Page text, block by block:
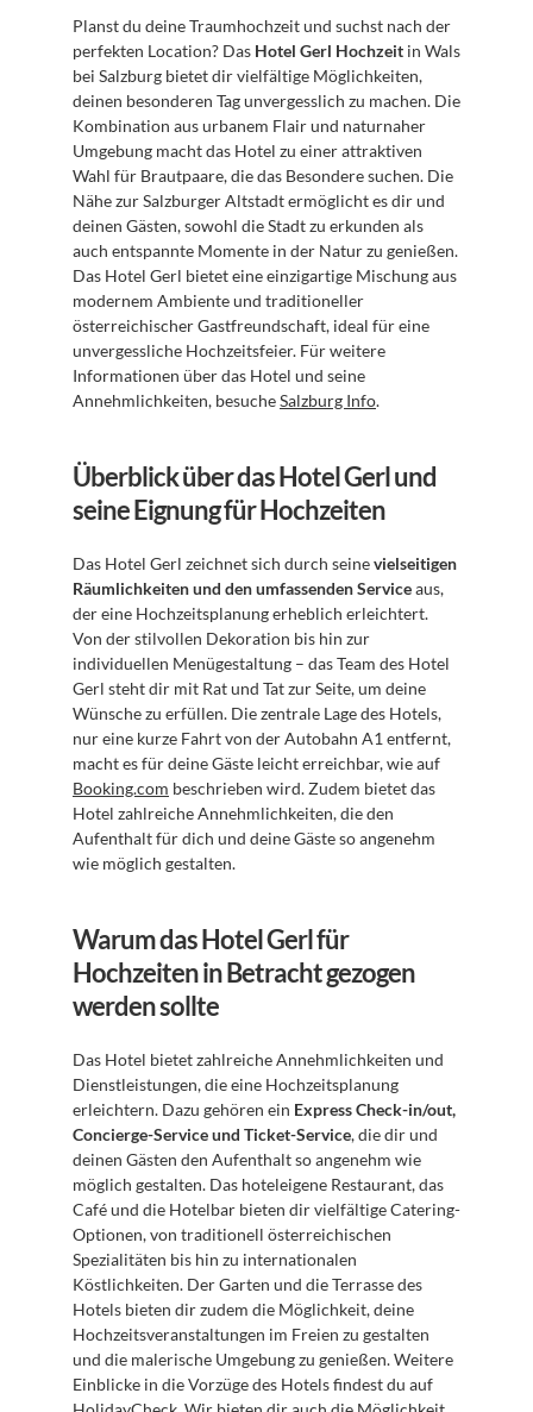
Planst du deine Traumhochzeit und suchst nach der
perfekten Location? Das Hotel Gerl Hochzeit in Wals
bei Salzburg bietet dir vielfältige Möglichkeiten,
deinen besonderen Tag unvergesslich zu machen. Die
Kombination aus urbanem Flair und naturnaher
Umgebung macht das Hotel zu einer attraktiven
Wahl für Brautpaare, die das Besondere suchen. Die
Nähe zur Salzburger Altstadt ermöglicht es dir und
deinen Gästen, sowohl die Stadt zu erkunden als
auch entspannte Momente in der Natur zu genießen.
Das Hotel Gerl bietet eine einzigartige Mischung aus
modernem Ambiente und traditioneller
österreichischer Gastfreundschaft, ideal für eine
unvergessliche Hochzeitsfeier. Für weitere
Informationen über das Hotel und seine
Annehmlichkeiten, besuche Salzburg Info.
Überblick über das Hotel Gerl und
seine Eignung für Hochzeiten
Das Hotel Gerl zeichnet sich durch seine vielseitigen
Räumlichkeiten und den umfassenden Service aus,
der eine Hochzeitsplanung erheblich erleichtert.
Von der stilvollen Dekoration bis hin zur
individuellen Menügestaltung – das Team des Hotel
Gerl steht dir mit Rat und Tat zur Seite, um deine
Wünsche zu erfüllen. Die zentrale Lage des Hotels,
nur eine kurze Fahrt von der Autobahn A1 entfernt,
Booking.com beschrieben wird. Zudem bietet das
Hotel zahlreiche Annehmlichkeiten, die den
Aufenthalt für dich und deine Gäste so angenehm
wie möglich gestalten.
Warum das Hotel Gerl für
Hochzeiten in Betracht gezogen
werden sollte
Das Hotel bietet zahlreiche Annehmlichkeiten und
Dienstleistungen, die eine Hochzeitsplanung
erleichtern. Dazu gehören ein Express Check-in/out,
Concierge-Service und Ticket-Service, die dir und
deinen Gästen den Aufenthalt so angenehm wie
möglich gestalten. Das hoteleigene Restaurant, das
Café und die Hotelbar bieten dir vielfältige Catering-
Optionen, von traditionell österreichischen
Spezialitäten bis hin zu internationalen
Köstlichkeiten. Der Garten und die Terrasse des
Hotels bieten dir zudem die Möglichkeit, deine
Hochzeitsveranstaltungen im Freien zu gestalten
und die malerische Umgebung zu genießen. Weitere